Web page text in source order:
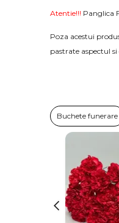
Atentie!!! Panglica
Poza acestui
pastrate aspectul
Buchete funerare